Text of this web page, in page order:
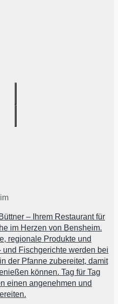
– Ihrem Restaurant für
im Herzen von Bensheim.
regionale Produkte und
Fischgerichte werden bei
der Pfanne zubereitet, damit
können. Tag für Tag
einen angenehmen und